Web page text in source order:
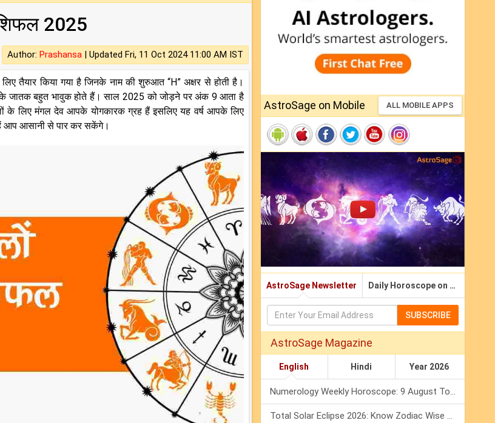
2025
Author: Prashansa | Updated Fri, 11 Oct 2024 11:00 AM IST
तैयार किया गया है जिनके नाम की शुरुआत “H” अक्षर से होती है।
के जातक बहुत भावुक होते हैं। साल 2025 को जोड़ने पर अंक 9 आता है
के लिए मंगल देव आपके योगकारक ग्रह हैं इसलिए यह वर्ष आपके लिए
आप आसानी से पार कर सकेंगे।
AstroSage on Mobile ALL MOBILE APPS
AstroSage Newsletter Daily Horoscope on Email
SUBSCRIBE
AstroSage Magazine
English Hindi Year 2026
Numerology Weekly Horoscope: 9 August To 15 August, 2026
Total Solar Eclipse 2026: Know Zodiac Wise Prediction